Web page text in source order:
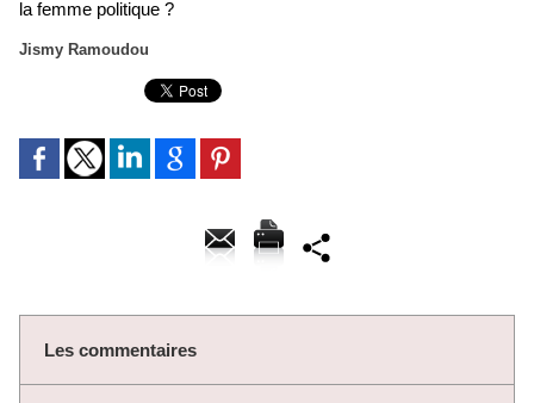
la femme politique ?
Jismy Ramoudou
Les commentaires